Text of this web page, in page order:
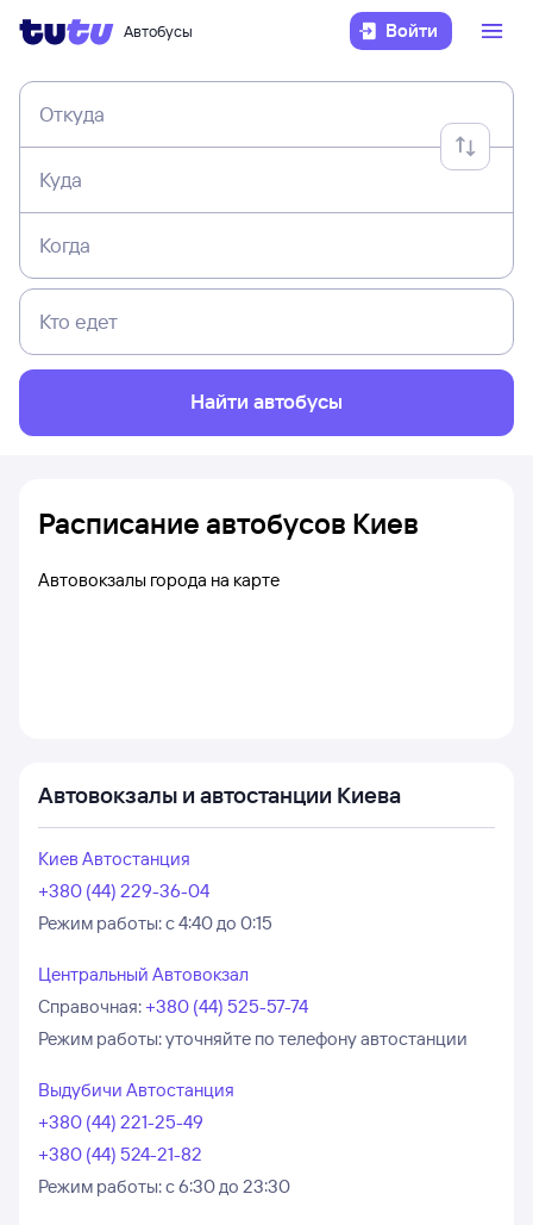
Автобусы Войти
Откуда
Куда
Когда
Кто едет
Найти автобусы
Расписание автобусов Киев
Автовокзалы города на карте
Автовокзалы и автостанции Киева
Киев Автостанция
+380 (44) 229-36-04
Режим работы:с 4:40 до 0:15
Центральный Автовокзал
Справочная: +380 (44) 525-57-74
Режим работы:уточняйте по телефону автостанции
Выдубичи Автостанция
+380 (44) 221-25-49
+380 (44) 524-21-82
Режим работы:с 6:30 до 23:30